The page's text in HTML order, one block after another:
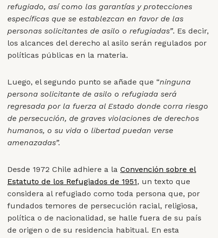
refugiado, así como las garantías y protecciones
específicas que se establezcan en favor de las
personas solicitantes de asilo o refugiadas”. Es decir,
los alcances del derecho al asilo serán regulados por
políticas públicas en la materia.
Luego, el segundo punto se añade que “ninguna
persona solicitante de asilo o refugiada será
regresada por la fuerza al Estado donde corra riesgo
de persecución, de graves violaciones de derechos
humanos, o su vida o libertad puedan verse
amenazadas”.
Desde 1972 Chile adhiere a la Convención sobre el
Estatuto de los Refugiados de 1951, un texto que
considera al refugiado como toda persona que, por
fundados temores de persecución racial, religiosa,
política o de nacionalidad, se halle fuera de su país
de origen o de su residencia habitual. En esta